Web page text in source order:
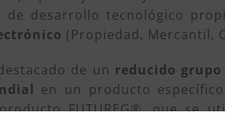
de desarrollo tecnológico
(Propiedad, Mercantil,
de un reducido grupo
en un producto
FUTUREG®, que se